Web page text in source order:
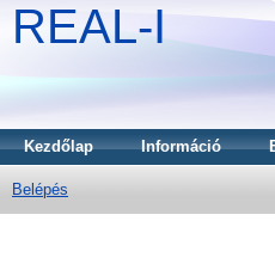
REAL-I
Kezdőlap Információ
Belépés